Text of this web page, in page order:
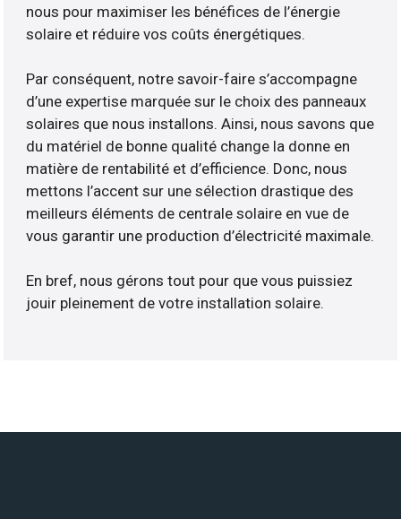
nous pour maximiser les bénéfices de l’énergie
solaire et réduire vos coûts énergétiques.
Par conséquent, notre savoir-faire s’accompagne
d’une expertise marquée sur le choix des panneaux
solaires que nous installons. Ainsi, nous savons que
du matériel de bonne qualité change la donne en
matière de rentabilité et d’efficience. Donc, nous
mettons l’accent sur une sélection drastique des
meilleurs éléments de centrale solaire en vue de
vous garantir une production d’électricité maximale.
En bref, nous gérons tout pour que vous puissiez
jouir pleinement de votre installation solaire.